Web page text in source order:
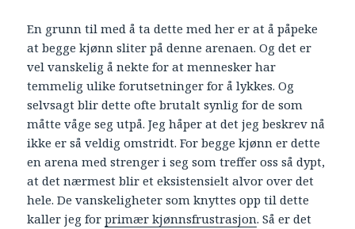
En grunn til med å ta dette med her er at å påpeke
at begge kjønn sliter på denne arenaen. Og det er
vel vanskelig å nekte for at mennesker har
temmelig ulike forutsetninger for å lykkes. Og
selvsagt blir dette ofte brutalt synlig for de som
måtte våge seg utpå. Jeg håper at det jeg beskrev nå
ikke er så veldig omstridt. For begge kjønn er dette
en arena med strenger i seg som treffer oss så dypt,
at det nærmest blir et eksistensielt alvor over det
hele. De vanskeligheter som knyttes opp til dette
kaller jeg forprimær kjønnsfrustrasjon. Så er det